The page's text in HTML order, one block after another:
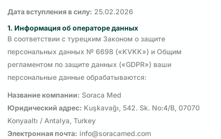
Дата вступления в силу: 25.02.2026
1. Информация об операторе данных
В соответствии с турецким Законом о защите
персональных данных № 6698 («KVKK») и Общим
регламентом по защите данных («GDPR») ваши
персональные данные обрабатываются:
Название компании: Soraca Med
Юридический адрес: Kuşkavağı, 542. Sk. No:4/B, 07070
Konyaaltı / Antalya, Turkey
Электронная почта: info@soracamed.com